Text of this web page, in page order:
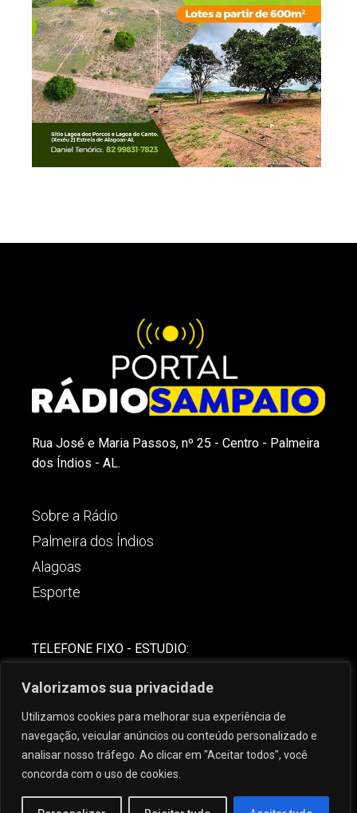
Valorizamos sua privacidade
Utilizamos cookies para melhorar sua experiência de
navegação, veicular anúncios ou conteúdo personalizado e
analisar nosso tráfego. Ao clicar em "Aceitar todos", você
concorda com o uso de cookies.
Rua José e Maria Passos, nº 25 - Centro - Palmeira
dos Índios - AL.
Sobre a Rádio
Palmeira dos Índios
Alagoas
Esporte
TELEFONE FIXO - ESTUDIO:
(82) 99621-8806